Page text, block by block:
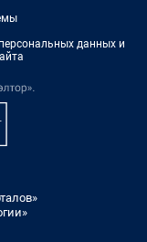
данных и